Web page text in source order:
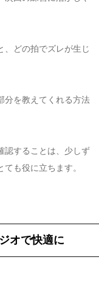
、どの拍でズレが生じ
分を教えてくれる方法
認することは、少しず
も役に立ちます。
オで快適に